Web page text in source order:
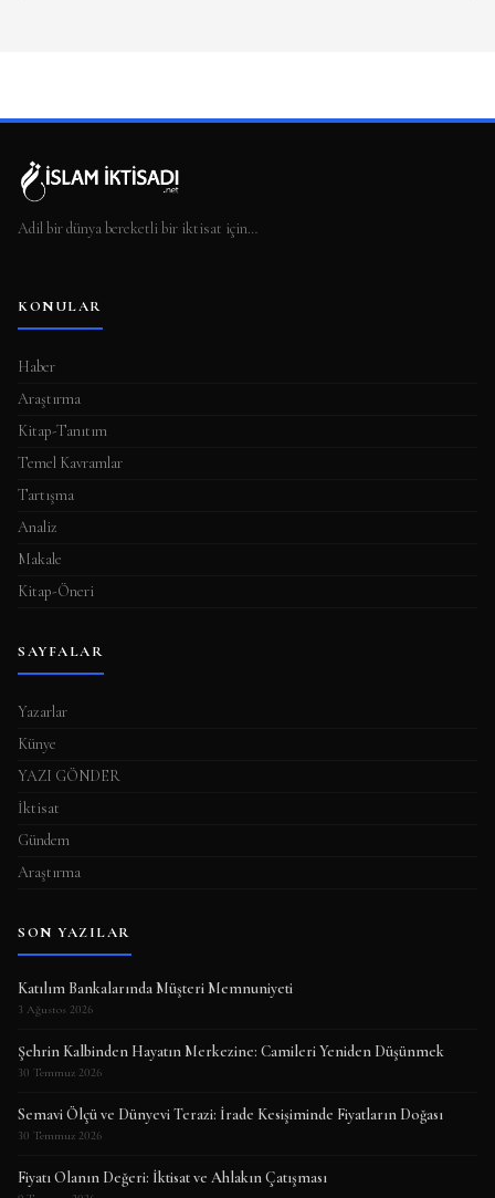
Adil bir dünya bereketli bir iktisat için…
KONULAR
Haber
Araştırma
Kitap-Tanıtım
Temel Kavramlar
Tartışma
Analiz
Makale
Kitap-Öneri
SAYFALAR
Yazarlar
Künye
YAZI GÖNDER
İktisat
Gündem
Araştırma
SON YAZILAR
Katılım Bankalarında Müşteri Memnuniyeti
3 Ağustos 2026
Şehrin Kalbinden Hayatın Merkezine: Camileri Yeniden Düşünmek
30 Temmuz 2026
Semavi Ölçü ve Dünyevi Terazi: İrade Kesişiminde Fiyatların Doğası
30 Temmuz 2026
Fiyatı Olanın Değeri: İktisat ve Ahlakın Çatışması